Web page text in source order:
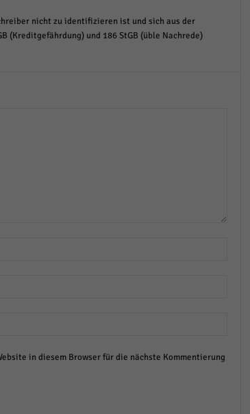
nicht zu identifizieren ist und sich aus der
(Kreditgefährdung) und 186 StGB (üble Nachrede)
in diesem Browser für die nächste Kommentierung